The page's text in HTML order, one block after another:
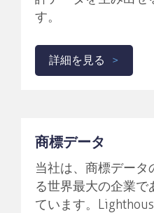
す。
詳細を見る
商標データ
当社は、商標データ
る世界最大の企業で
ています。